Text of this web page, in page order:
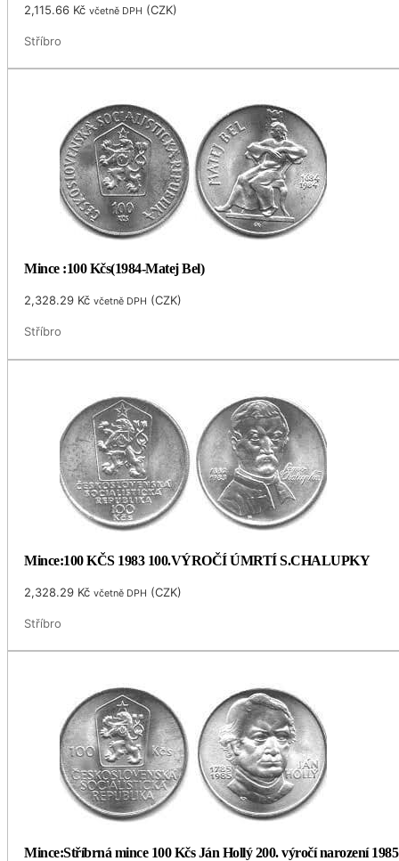
2,115.66 Kč včetně DPH (CZK)
Stříbro
Mince :100 Kčs(1984-Matej Bel)
2,328.29 Kč včetně DPH (CZK)
Stříbro
Mince:100 KČS 1983 100.VÝROČÍ ÚMRTÍ S.CHALUPKY
2,328.29 Kč včetně DPH (CZK)
Stříbro
Mince:Stříbrná mince 100 Kčs Ján Hollý 200. výročí narození 1985